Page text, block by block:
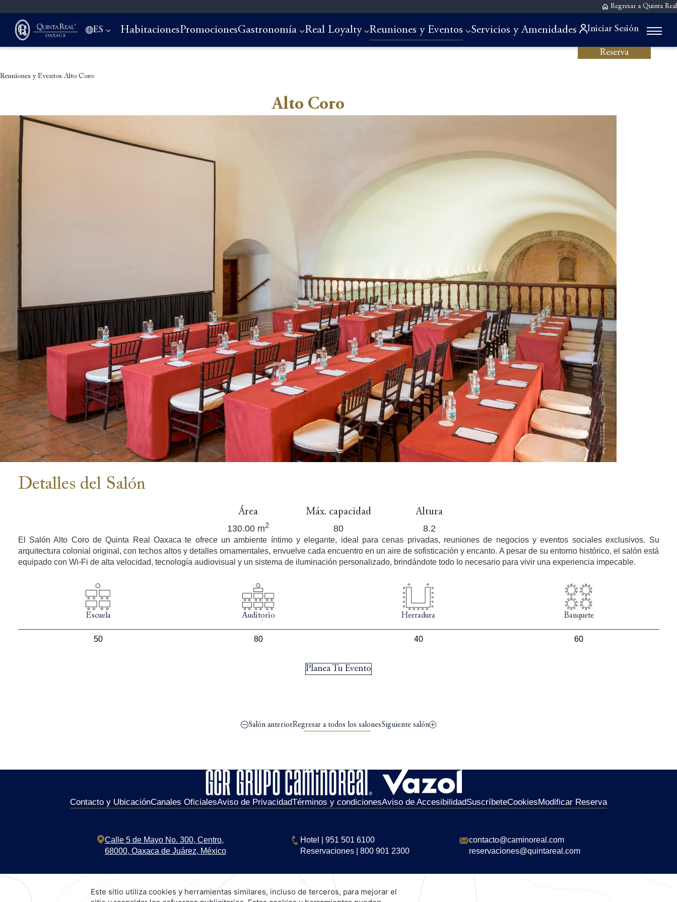
Regresar a Quinta Real
ES HabitacionesPromocionesGastronomía Real Loyalty Reuniones y Eventos Servicios y Amenidades Iniciar Sesión
Reserva
Reuniones y Eventos Alto Coro
Alto Coro
Detalles del Salón
Área
130.00 m2
Máx. capacidad
80
Altura
8.2
El Salón Alto Coro de Quinta Real Oaxaca te ofrece un ambiente íntimo y elegante, ideal para cenas privadas, reuniones de negocios y eventos sociales exclusivos. Su
arquitectura colonial original, con techos altos y detalles ornamentales, envuelve cada encuentro en un aire de sofisticación y encanto. A pesar de su entorno histórico, el salón está
equipado con Wi-Fi de alta velocidad, tecnología audiovisual y un sistema de iluminación personalizado, brindándote todo lo necesario para vivir una experiencia impecable.
Escuela Auditorio Herradura Banquete
50 80 40 60
Planea Tu Evento
Salón anteriorRegresar a todos los salonesSiguiente salón
Contacto y UbicaciónCanales OficialesAviso de PrivacidadTérminos y condicionesAviso de AccesibilidadSuscríbeteCookiesModificar Reserva
Calle 5 de Mayo No. 300, Centro,
68000, Oaxaca de Juárez, México
Hotel
951 501 6100
Reservaciones| 800 901 2300
contacto@caminoreal.com
reservaciones@quintareal.com